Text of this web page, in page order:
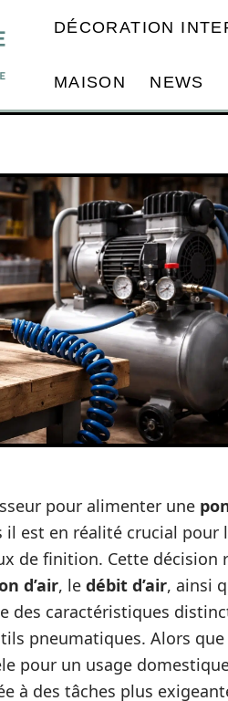
DÉCORATION
MAISON NEWS
pour alimenter une
il est en réalité crucial
de finition. Cette
d’air, le débit d’air, ainsi
des caractéristiques
pneumatiques. Alors
pour un usage
à des tâches plus